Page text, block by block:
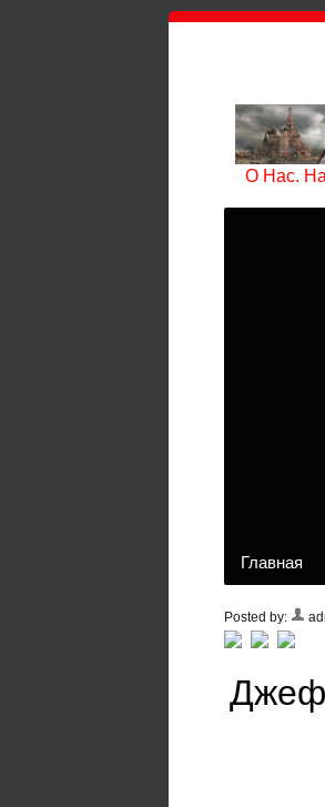
О Нас.
Главная
Posted by: